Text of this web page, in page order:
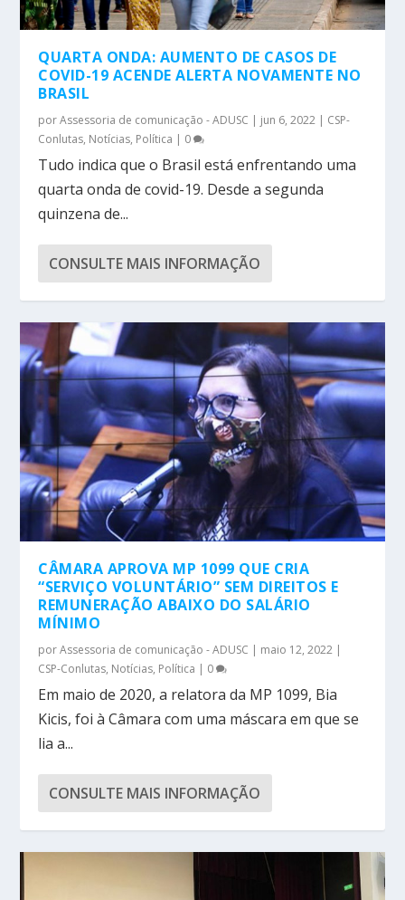
QUARTA ONDA: AUMENTO DE CASOS DE
COVID-19 ACENDE ALERTA NOVAMENTE NO
BRASIL
porAssessoria de comunicação - ADUSC | jun 6, 2022 | CSP-
Conlutas, Notícias, Política | 0
Tudo indica que o Brasil está enfrentando uma
quarta onda de covid-19. Desde a segunda
quinzena de...
CONSULTE MAIS INFORMAÇÃO
CÂMARA APROVA MP 1099 QUE CRIA
“SERVIÇO VOLUNTÁRIO” SEM DIREITOS E
REMUNERAÇÃO ABAIXO DO SALÁRIO
MÍNIMO
porAssessoria de comunicação - ADUSC | maio 12, 2022 |
CSP-Conlutas, Notícias, Política | 0
Em maio de 2020, a relatora da MP 1099, Bia
Kicis, foi à Câmara com uma máscara em que se
lia a...
CONSULTE MAIS INFORMAÇÃO